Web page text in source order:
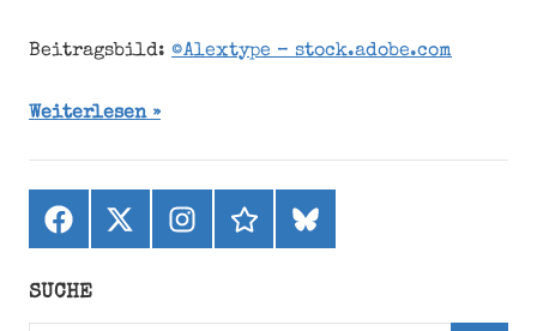
Beitragsbild: ©Alextype – stock.adobe.com
Weiterlesen
Facebook
X
(ehemals
Instagramthreadsbluesky
SUCHE